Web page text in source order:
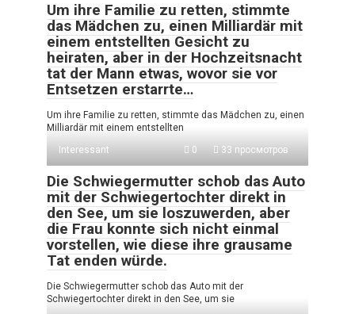
Um ihre Familie zu retten, stimmte
das Mädchen zu, einen Milliardär mit
einem entstellten Gesicht zu
heiraten, aber in der Hochzeitsnacht
tat der Mann etwas, wovor sie vor
Entsetzen erstarrte…
Um ihre Familie zu retten, stimmte das Mädchen zu, einen
Milliardär mit einem entstellten
Interessant
0 33 просмотров
Die Schwiegermutter schob das Auto
mit der Schwiegertochter direkt in
den See, um sie loszuwerden, aber
die Frau konnte sich nicht einmal
vorstellen, wie diese ihre grausame
Tat enden würde.
Die Schwiegermutter schob das Auto mit der
Schwiegertochter direkt in den See, um sie